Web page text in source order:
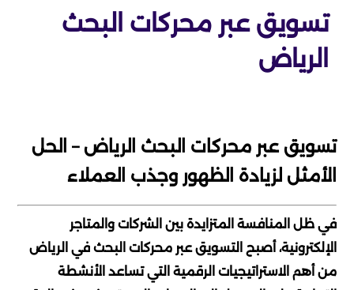
تسويق عبر محركات البحث
الرياض
تسويق عبر محركات البحث الرياض – الحل
الأمثل لزيادة الظهور وجذب العملاء
في ظل المنافسة المتزايدة بين الشركات والمتاجر
الإلكترونية، أصبح التسويق عبر محركات البحث في الرياض
من أهم الاستراتيجيات الرقمية التي تساعد الأنشطة